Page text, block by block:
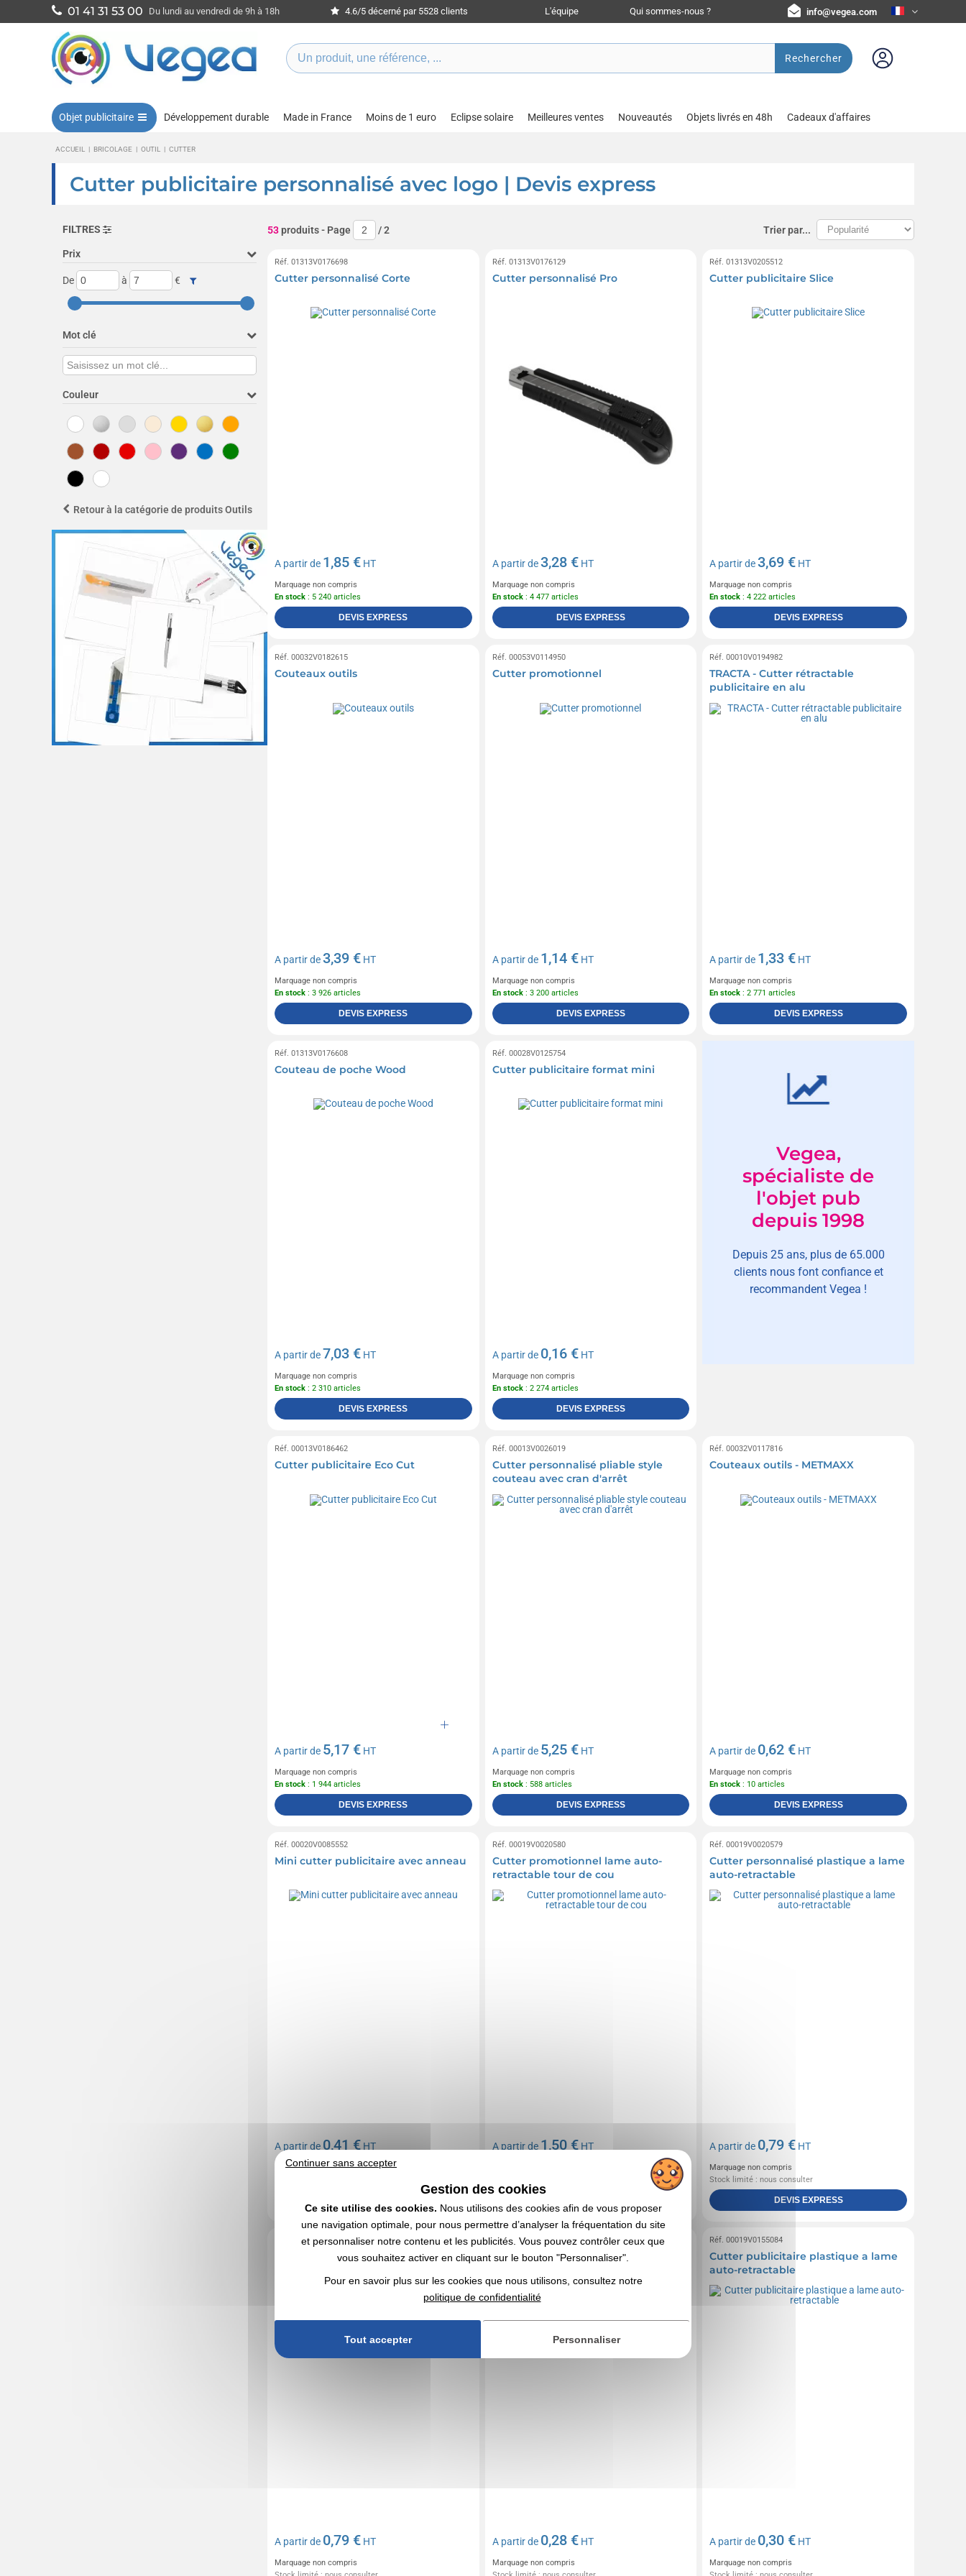
01 41 31 53 00 Du lundi au vendredi de 9h à 18h 4.6/5 décerné par 5528 clients L'équipe Qui sommes-nous ? info@vegea.com
Rechercher
Objet publicitaire Développement durable Made in France Moins de 1 euro Eclipse solaire Meilleures ventes Nouveautés Objets livrés en 48h Cadeaux d'affaires
ACCUEIL | BRICOLAGE | OUTIL | CUTTER
Cutter publicitaire personnalisé avec logo | Devis express
FILTRES
Prix
De à €
Mot clé
Couleur
Retour à la catégorie de produits Outils
53produits- Page /2 Trier par...
Réf. 01313V0176698
Cutter personnalisé Corte
A partir de 1,85 € HT
Marquage non compris
En stock : 5 240 articles
DEVIS EXPRESS
Réf. 01313V0176129
Cutter personnalisé Pro
A partir de3,28 €HT
Marquage non compris
En stock: 4 477 articles
DEVIS EXPRESS
Réf. 01313V0205512
Cutter publicitaire Slice
A partir de3,69 € HT
Marquage non compris
En stock : 4 222 articles
DEVIS EXPRESS
Réf. 00032V0182615
Couteaux outils
A partir de3,39 € HT
Marquage non compris
En stock : 3 926 articles
DEVIS EXPRESS
Réf. 00053V0114950
Cutter promotionnel
A partir de 1,14 €HT
Marquage non compris
En stock: 3 200 articles
DEVIS EXPRESS
Réf. 00010V0194982
TRACTA - Cutter rétractable
publicitaire en alu
A partir de 1,33 € HT
Marquage non compris
En stock : 2 771 articles
DEVIS EXPRESS
Réf. 01313V0176608
Couteau de poche Wood
A partir de7,03 € HT
Marquage non compris
En stock : 2 310 articles
DEVIS EXPRESS
Réf. 00028V0125754
Cutter publicitaire format mini
A partir de 0,16 €HT
Marquage non compris
En stock: 2 274 articles
DEVIS EXPRESS
Vegea,
spécialiste de
l'objet pub
depuis 1998
Depuis 25 ans, plus de 65.000
clients nous font confiance et
recommandent Vegea !
Réf. 00013V0186462
Cutter publicitaire Eco Cut
A partir de 5,17 € HT
Marquage non compris
En stock : 1 944 articles
DEVIS EXPRESS
Réf. 00013V0026019
Cutter personnalisé pliable style
couteau avec cran d'arrêt
A partir de 5,25 €HT
Marquage non compris
En stock: 588 articles
DEVIS EXPRESS
Réf. 00032V0117816
Couteaux outils - METMAXX
A partir de 0,62 € HT
Marquage non compris
En stock : 10 articles
DEVIS EXPRESS
Réf. 00020V0085552
Mini cutter publicitaire avec anneau
A partir de 0,41 € HT
Marquage non compris
Réf. 00019V0020580
Cutter promotionnel lame auto-
retractable tour de cou
A partir de 1,50 €HT
Réf. 00019V0020579
Cutter personnalisé plastique a lame
auto-retractable
A partir de 0,79 € HT
Marquage non compris
Stock limité : nous consulter
DEVIS EXPRESS
Réf. 00019V0059223
Cutter publicitaire plastique à lame
A partir de 0,79 € HT
Marquage non compris
Réf. 00028V0148490
Cutter promotionnel
A partir de 0,28 €HT
Marquage non compris
Réf. 00019V0155084
Cutter publicitaire plastique a lame
auto-retractable
A partir de 0,30 € HT
Marquage non compris
Continuer sans accepter
Gestion des cookies
Ce site utilise des cookies. Nous utilisons des cookies afin de vous proposer
une navigation optimale, pour nous permettre d’analyser la fréquentation du site
et personnaliser notre contenu et les publicités. Vous pouvez contrôler ceux que
vous souhaitez activer en cliquant sur le bouton "Personnaliser".
Pour en savoir plus sur les cookies que nous utilisons, consultez notre
politique de confidentialité
Tout accepter Personnaliser